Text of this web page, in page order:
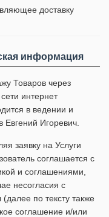
доставку
информация
Товаров через
интернет
в ведении и
Игоревич.
заявку на Услуги
соглашается с
и соглашениями,
несогласия с
по тексту также
соглашение и/или